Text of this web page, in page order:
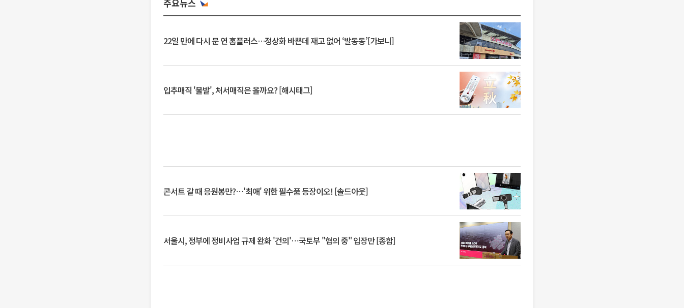
주요뉴스
22일 만에 다시 문 연 홈플러스…정상화 바쁜데 재고 없어 ‘발동동’[가보니]
입추매직 '불발', 처서매직은 올까요? [해시태그]
콘서트 갈 때 응원봉만?⋯'최애' 위한 필수품 등장이오! [솔드아웃]
서울시, 정부에 정비사업 규제 완화 '건의'⋯국토부 "협의 중" 입장만 [종합]